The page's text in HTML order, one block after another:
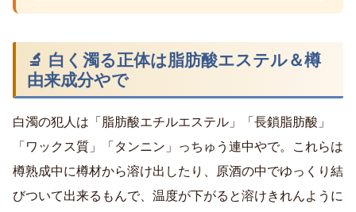
🔬 白く濁る正体は脂肪酸エステル＆樽
由来成分やで
白濁の犯人は「脂肪酸エチルエステル」「長鎖脂肪酸」
「ワックス質」「タンニン」っちゅう連中やで。これらは
樽熟成中に樽材から溶け出したり、原酒の中でゆっくり結
びついて出来るもんで、温度が下がると溶けきれんように